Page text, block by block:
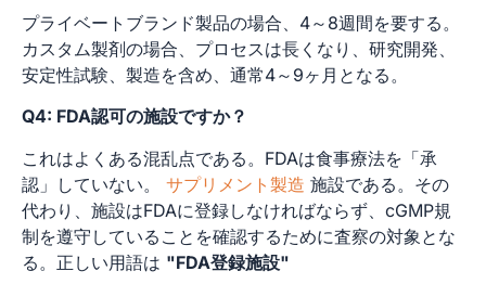
プライベートブランド製品の場合、4～8週間を要する。
カスタム製剤の場合、プロセスは長くなり、研究開発、
安定性試験、製造を含め、通常4～9ヶ月となる。
Q4: FDA認可の施設ですか？
これはよくある混乱点である。FDAは食事療法を「承
認」していない。 サプリメント製造 施設である。その
代わり、施設はFDAに登録しなければならず、cGMP規
制を遵守していることを確認するために査察の対象とな
る。正しい用語は "FDA登録施設"